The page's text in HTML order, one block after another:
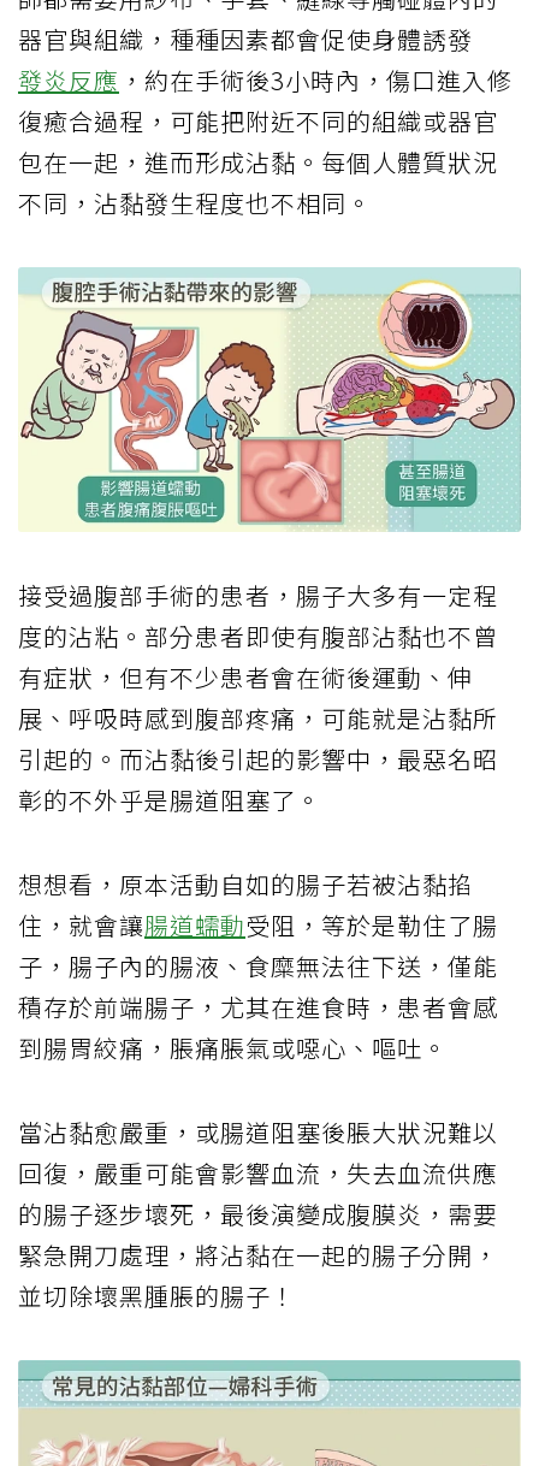
器官與組織，種種因素都會促使身體誘發
發炎反應 ，約在手術後3小時內，傷口進入修
復癒合過程，可能把附近不同的組織或器官
包在一起，進而形成沾黏。每個人體質狀況
不同，沾黏發生程度也不相同。
接受過腹部手術的患者，腸子大多有一定程
度的沾粘。部分患者即使有腹部沾黏也不曾
有症狀，但有不少患者會在術後運動、伸
展、呼吸時感到腹部疼痛，可能就是沾黏所
引起的。而沾黏後引起的影響中，最惡名昭
彰的不外乎是腸道阻塞了。
想想看，原本活動自如的腸子若被沾黏掐
住，就會讓腸道蠕動受阻，等於是勒住了腸
子，腸子內的腸液、食糜無法往下送，僅能
積存於前端腸子，尤其在進食時，患者會感
到腸胃絞痛，脹痛脹氣或噁心、嘔吐。
當沾黏愈嚴重，或腸道阻塞後脹大狀況難以
回復，嚴重可能會影響血流，失去血流供應
的腸子逐步壞死，最後演變成腹膜炎，需要
緊急開刀處理，將沾黏在一起的腸子分開，
並切除壞黑腫脹的腸子！